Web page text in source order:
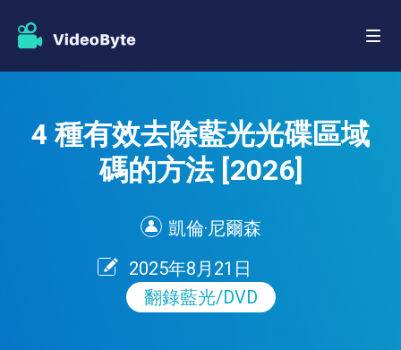
4 種有效去除藍光光碟區域
碼的方法 [2026]
凱倫·尼爾森
2025年8月21日
翻錄藍光/DVD